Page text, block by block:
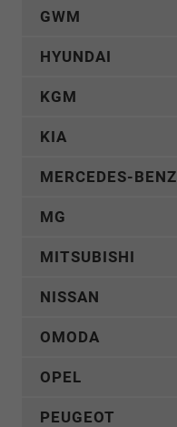
GWM
HYUNDAI
KGM
KIA
MERCEDES-BENZ
MG
MITSUBISHI
NISSAN
OMODA
OPEL
PEUGEOT